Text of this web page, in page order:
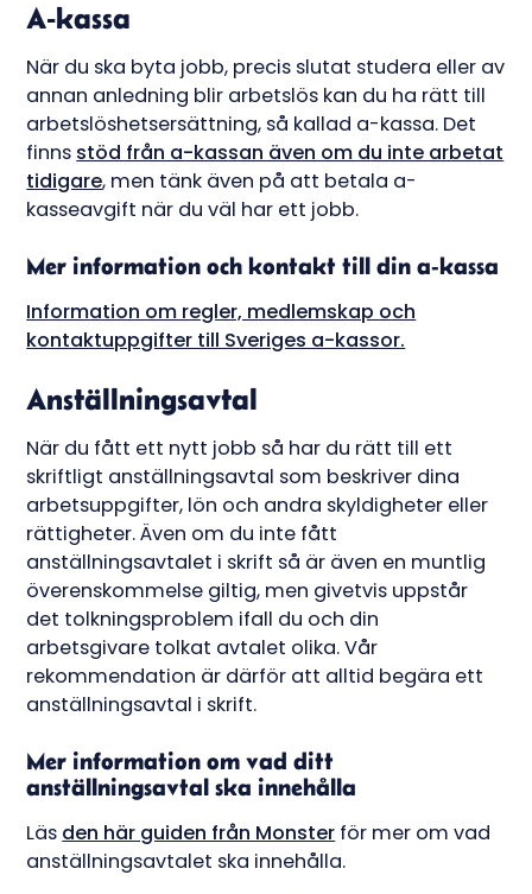
A-kassa
När du ska byta jobb, precis slutat studera eller av
annan anledning blir arbetslös kan du ha rätt till
arbetslöshetsersättning, så kallad a-kassa. Det
finns stöd från a-kassan även om du inte arbetat
tidigare, men tänk även på att betala a-
kasseavgift när du väl har ett jobb.
Mer information och kontakt till din a-kassa
Information om regler, medlemskap och
kontaktuppgifter till Sveriges a-kassor.
Anställningsavtal
När du fått ett nytt jobb så har du rätt till ett
skriftligt anställningsavtal som beskriver dina
arbetsuppgifter, lön och andra skyldigheter eller
rättigheter. Även om du inte fått
anställningsavtalet i skrift så är även en muntlig
överenskommelse giltig, men givetvis uppstår
det tolkningsproblem ifall du och din
arbetsgivare tolkat avtalet olika. Vår
rekommendation är därför att alltid begära ett
anställningsavtal i skrift.
Mer information om vad ditt
anställningsavtal ska innehålla
Läs den här guiden från Monster för mer om vad
anställningsavtalet ska innehålla.